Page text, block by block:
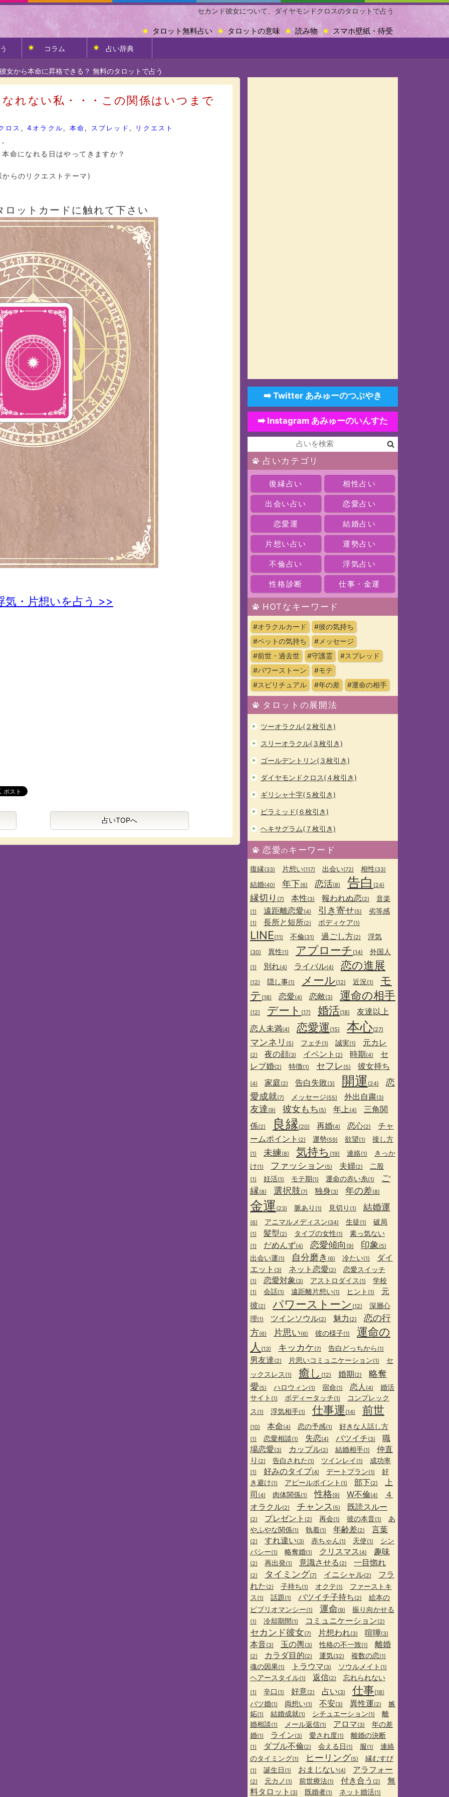
セカンド彼女について、ダイヤモンドクロスのタロットで占う
スマホ壁紙・待受
読み物
タロットの意味
タロット無料占い
コラム 占い辞典
女から本命に昇格できる？ 無料のタロットで占う
れない私・・・この関係はいつまで
ロス , 4オラクル, 本命 , スプレッド , リクエスト
命になれる日はやってきますか？
らのリクエストテーマ)
ロットカードに触れて下さい
気・片想いを占う >>
占いTOPへ
➡️ Twitter あみゅーのつぶやき
➡️ Instagram あみゅーのいんすた
占いカテゴリ
復縁占い 相性占い
出会い占い 恋愛占い
恋愛運 結婚占い
片想い占い 運勢占い
不倫占い 浮気占い
性格診断 仕事・金運
HOTなキーワード
#オラクルカード
#彼の気持ち
#ペットの気持ち
#メッセージ
#前世・過去世
#守護霊
#スプレッド
#パワーストーン
#モテ
#スピリチュアル
#年の差 #運命の相手
タロットの展開法
ツーオラクル(２枚引き)
スリーオラクル(３枚引き)
ゴールデントリン(３枚引き)
ダイヤモンドクロス(４枚引き)
ギリシャ十字(５枚引き)
ピラミッド(６枚引き)
ヘキサグラム(７枚引き)
恋愛のキーワード
復縁(33) 片想い(117) 出会い(72) 相性(33)
結婚(40) 年下(6) 恋活(8) 告白 (24)
縁切り (7) 本性(3) 報われぬ恋(2) 音楽
(1) 遠距離恋愛(4) 引き寄せ(5) 劣等感
(1) 長所と短所(2) ボディケア(1)
LINE(11) 不倫(31) 過ごし方(2) 浮気
(30) 異性(1) アプローチ (14) 外国人
(1) 別れ(4) ライバル(4) 恋の進展
(12) 隠し事(1) メール(12) 近況 (1)
モ
テ (18) 恋愛(4) 恋敵(3) 運命の相手
(12) デート (17) 婚活(18)
友達以上
恋人未満(4) 恋愛運 (15) 本心(27)
マンネリ (5) フェチ(1) 誠実(1) 元カレ
(2) 夜の顔(3) イベント (2) 時期(4)
セ
レブ婚(2) 特徴(1) セフレ (5) 彼女持ち
(4) 家庭(2) 告白失敗(3) 開運 (24)
恋
愛成就(7) メッセージ(55) 外出自粛(3)
友達 (9) 彼女もち (5) 年上(4)
三角関
係(2) 良縁(20) 再婚(4) 恋心(2)
チャ
ームポイント (2) 運勢(59) 欲望(1) 接し方
(1) 未練(8) 気持ち (19) 連絡(1)
きっか
け(1) ファッション(5) 夫婦(2) 二股
(1) 妊活(1) モテ期(1) 運命の赤い糸(1)
ご
縁(8) 選択肢(7) 独身(3) 年の差(8)
金運 (23) 脈あり (1) 見切り (1) 結婚運
(6) アニマルメディスン(34) 生徒(1) 破局
(1) 髪型(2) タイプの女性(1) 素っ気ない
(1) だめんず(4) 恋愛傾向 (9) 印象 (5)
出会い運(1) 自分磨き (6) 冷たい(1)
ダイ
エット (3) ネット恋愛(2) 恋愛スイッチ
(1) 恋愛対象(3) アストロダイス (1) 学校
(1) 会話(1) 遠距離片想い(1) ヒント (1)
元
彼(2) パワーストーン (12)
深層心
理(1) ツインソウル(2) 魅力 (2)
恋の行
方(6) 片思い(6) 彼の様子(1)
運命の
人 (13) キッカケ(7) 告白どっちから (1)
男友達(2) 片思いコミュニケーション(1)
セ
ックスレス (1) 癒し (12) 婚期(2)
略奪
愛(5) ハロウィン(1) 宿命(1) 恋人 (4)
婚活
サイト (1) ボディータッチ(1)
コンプレック
ス (1) 浮気相手(1) 仕事運 (14) 前世
(10) 本命(4) 恋の予感(1) 好きな人話し方
(1) 恋愛相談(1) 失恋(4) バツイチ(3)
職
場恋愛(3) カップル(2) 結婚相手(1)
仲直
り (2) 告白された (1) ツインレイ (1) 成功率
(1) 好みのタイプ(4) デートプラン(1)
好
き避け(1) アピールポイント (1) 部下(2)
上
司 (4) 肉体関係(1) 性格(9) W不倫(4)
４
オラクル(2) チャンス (5) 既読スルー
(2) プレゼント (2) 再会(1) 彼の本音(1)
あ
やふやな関係(1) 執着(1) 年齢差(2) 言葉
(2) すれ違い(3) 赤ちゃん(1) 天使(1)
シン
パシー(1) 略奪婚(1) クリスマス (4) 趣味
(2) 再出発(1) 意識させる (2) 一目惚れ
(2) タイミング(7) イニシャル(2)
フラ
れた (2) 子持ち(1) オクテ(1)
ファーストキ
ス (1) 話題(1) バツイチ子持ち (2)
絵本の
ビブリオマンシー(1) 運命(9) 振り向かせる
(1) 冷却期間(1) コミュニケーション(2)
セカンド彼女(7) 片想われ(3) 喧嘩(3)
本音(3) 玉の輿(3) 性格の不一致(1) 離婚
(2) カラダ目的(2) 運気(32) 複数の恋(1)
魂の因果(1) トラウマ(3) ソウルメイト (1)
ヘアースタイル(1) 返信(2) 忘れられない
(1) 辛口 (1) 好意(2) 占い(3) 仕事(18)
バツ婚(1) 両想い(1) 不安(3) 異性運(2)
嫉
妬(1) 結婚成就(1) シチュエーション(1)
離
婚相談(1) メール返信(1) アロマ(3)
年の差
婚(1) ライン(3) 愛され度(1) 離婚の決断
(1) ダブル不倫(2) 会える日 (1) 服(1)
連絡
のタイミング(1) ヒーリング(5) 縁むすび
(1) 誕生日 (1) おまじない(4) アラフォー
(2) 元カノ (1) 前世療法(1) 付き合う (2)
無
料タロット (3) 既婚者(1) ネット婚活(1)